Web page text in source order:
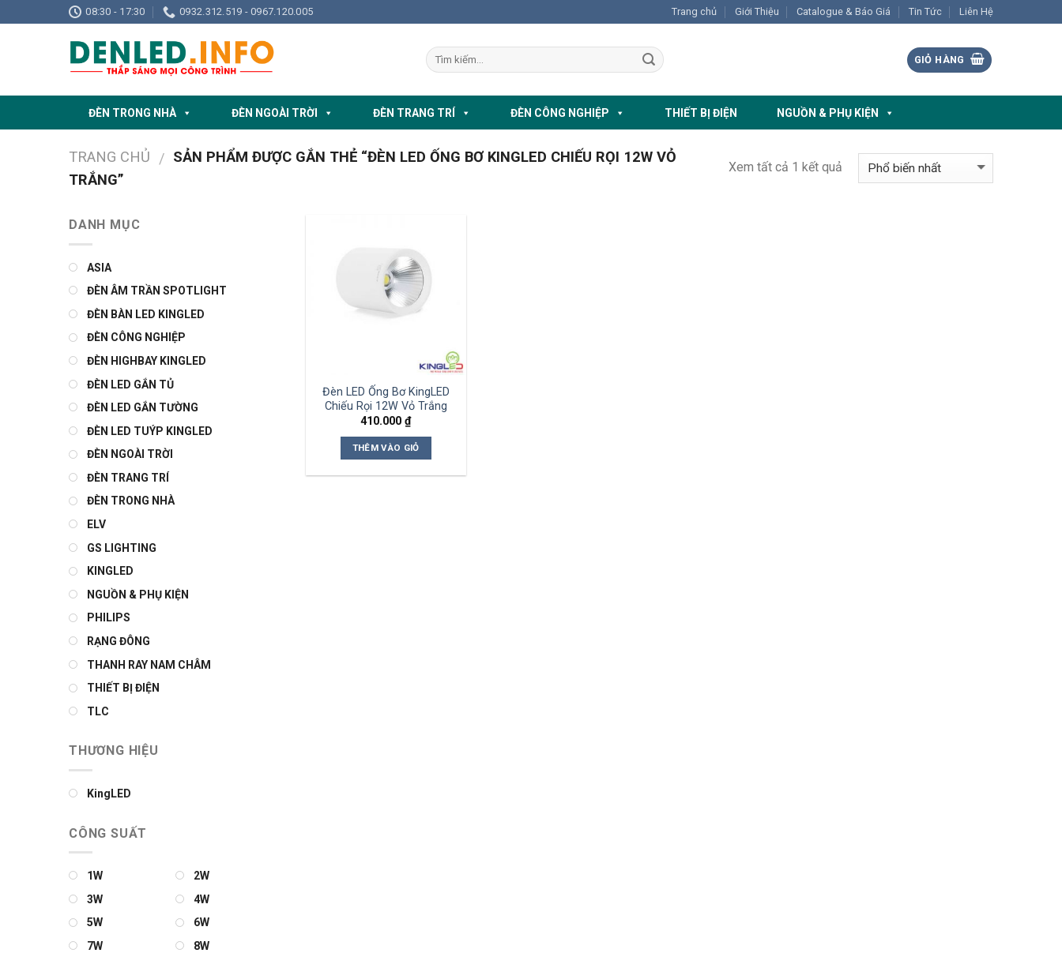
to
08:30 - 17:30 0932.312.519 - 0967.120.005 Trang chủ Giới Thiệu Catalogue & Báo Giá Tin Tức Liên Hệ
GIỎ HÀNG
ĐÈN TRONG NHÀ ĐÈN NGOÀI TRỜI ĐÈN TRANG TRÍ ĐÈN CÔNG NGHIỆP THIẾT BỊ ĐIỆN NGUỒN & PHỤ KIỆN
TRANG CHỦ / SẢN PHẨM ĐƯỢC GẮN THẺ “ĐÈN LED ỐNG BƠ KINGLED CHIẾU RỌI 12W VỎ
TRẮNG”
Xem tất cả 1 kết quả
DANH MỤC
ASIA
ĐÈN ÂM TRẦN SPOTLIGHT
ĐÈN BÀN LED KINGLED
ĐÈN CÔNG NGHIỆP
ĐÈN HIGHBAY KINGLED
ĐÈN LED GẮN TỦ
ĐÈN LED GẮN TƯỜNG
ĐÈN LED TUÝP KINGLED
ĐÈN NGOÀI TRỜI
ĐÈN TRANG TRÍ
ĐÈN TRONG NHÀ
ELV
GS LIGHTING
KINGLED
NGUỒN & PHỤ KIỆN
PHILIPS
RẠNG ĐÔNG
THANH RAY NAM CHÂM
THIẾT BỊ ĐIỆN
TLC
THƯƠNG HIỆU
KingLED
CÔNG SUẤT
1W
2W
3W
4W
5W
6W
7W
8W
Đèn LED Ống Bơ KingLED
Chiếu Rọi 12W Vỏ Trắng
410.000₫
THÊM VÀO GIỎ